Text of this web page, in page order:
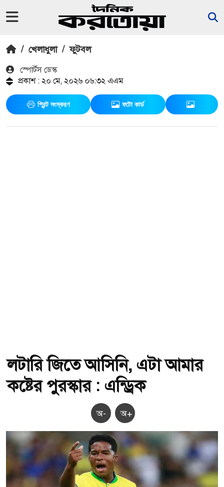
/ খেলাধুলা / ফুটবল
স্পোর্টস ডেস্ক
প্রকাশ : ২০ মে, ২০২৬ ০৬:৩২ এএম
প্রিন্ট সংস্করণ ফটো কার্ড
লটারি জিতে আসিনি, এটা আমার
কষ্টের পুরস্কার : এন্ড্রিক
অ- অ+